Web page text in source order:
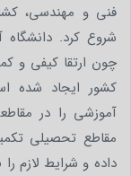
شروع کرد. دانشگاه
چون ارتقا کیفی و
کشور ایجاد شده
آموزشی را در
مقاطع تحصیلی
داده و شرایط لازم